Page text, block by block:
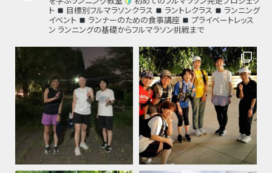
ト
目標別フルマラソンクラス ラントレクラス
ランニング
イベント
ランナーのための食事講座
プライベートレッス
ン ランニングの基礎からフルマラソン挑戦まで